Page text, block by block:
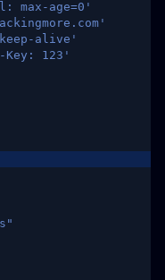
max-age=0'
alive'
123'